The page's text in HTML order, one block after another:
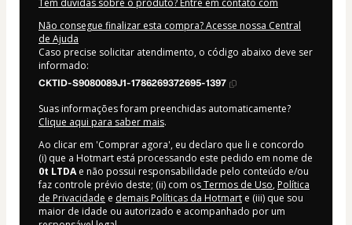
Tem dúvidas sobre o produto? Entre em contato com
Não consegue finalizar esta compra? Acesse nossa Central
de Ajuda
Caso precise solicitar atendimento, o código abaixo deve ser
informado:
CKTID-S9080089J1-1786269372695-1397
Suas informações foram preenchidas automaticamente?
Clique aqui para saber mais.
Ao clicar em 'Comprar agora', eu declaro que li e concordo
(i) que a Hotmart está processando este pedido em nome de
0t LTDAe não possui responsabilidade pelo conteúdo e/ou
faz controle prévio deste; (ii) com osTermos de Uso, Política
de Privacidade e demais Políticas da Hotmart e (iii) que sou
maior de idade ou autorizado e acompanhado por um